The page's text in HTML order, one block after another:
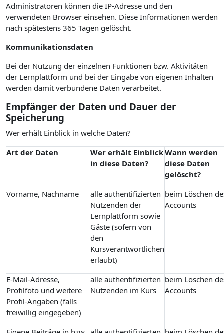
Administratoren können die IP-Adresse und den
verwendeten Browser einsehen. Diese Informationen werden
nach spätestens 365 Tagen gelöscht.
Kommunikationsdaten
Bei der Nutzung der einzelnen Funktionen bzw. Aktivitäten
der Lernplattform und bei der Eingabe von eigenen Inhalten
werden damit verbundene Daten verarbeitet.
Empfänger der Daten und Dauer der
Speicherung
Wer erhält Einblick in welche Daten?
Art der Daten
Wer erhält Einblick
in diese Daten?
Wann werden
diese Daten
gelöscht?
Vorname, Nachname
alle authentifizierten
Nutzenden der
Lernplattform sowie
Gäste (sofern von
den
Kursverantwortlichen
erlaubt)
beim Löschen
Accounts
E-Mail-Adresse,
Profilfoto und weitere
Profil-Angaben (falls
freiwillig eingegeben)
alle authentifizierten
Nutzenden im Kurs
beim Löschen
Accounts